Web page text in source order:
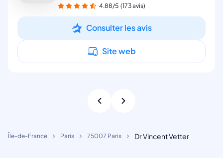
4.88/5 (173 avis)
Consulter les avis
Site web
Île-de-France Paris 75007 Paris Dr Vincent Vetter